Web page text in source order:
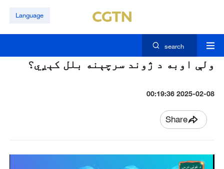
Language
search
ولې اوبه د ژوند سرچېنه بلل کېږي؟
2025-02-08 00:19:36
Share